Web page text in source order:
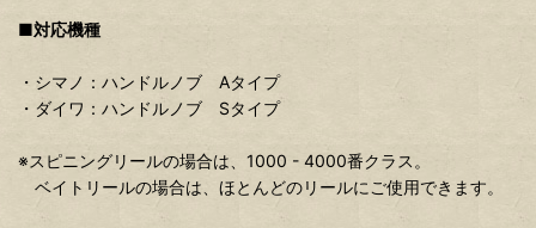
■対応機種
・シマノ：ハンドルノブ Aタイプ
・ダイワ：ハンドルノブ Sタイプ
※スピニングリールの場合は、1000 - 4000番クラス。
ベイトリールの場合は、ほとんどのリールにご使用できます。